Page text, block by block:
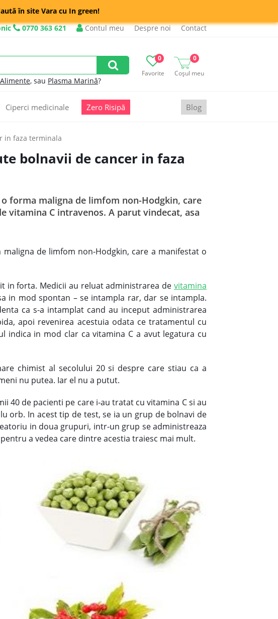
în site Vara cu In green!
0770 363 621 Contul meu Despre noi Contact
Favorite
0
Coșul meu
0
, sau Plasma Marină?
Ciperci medicinale Zero Risipă Blog
in faza terminala
bolnavii de cancer in faza
forma maligna de limfom non-Hodgkin, care
vitamina C intravenos. A parut vindecat, asa
de limfom non-Hodgkin, care a manifestat o
in forta. Medicii au reluat administrarea devitamina
in mod spontan – se intampla rar, dar se intampla.
ca s-a intamplat cand au inceput administrarea
apoi revenirea acestuia odata ce tratamentul cu
in mod clar ca vitamina C a avut legatura cu
chimist al secolului 20 si despre care stiau ca a
nu putea. Iar el nu a putut.
40 de pacienti pe care i-au tratat cu vitamina C si au
orb. In acest tip de test, se ia un grup de bolnavi de
in doua grupuri, intr-un grup se administreaza
a vedea care dintre acestia traiesc mai mult.